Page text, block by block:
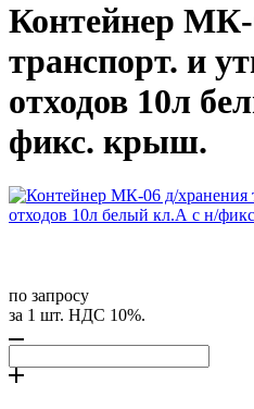
Контейнер МК-
транспорт. и
отходов 10л
фикс. крыш.
по запросу
за 1 шт. НДС 10%.